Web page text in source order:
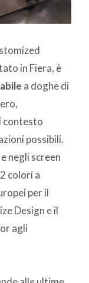
in Fiera, è
a doghe di
contesto
possibili.
negli screen
colori a
per il
Design e il
agli